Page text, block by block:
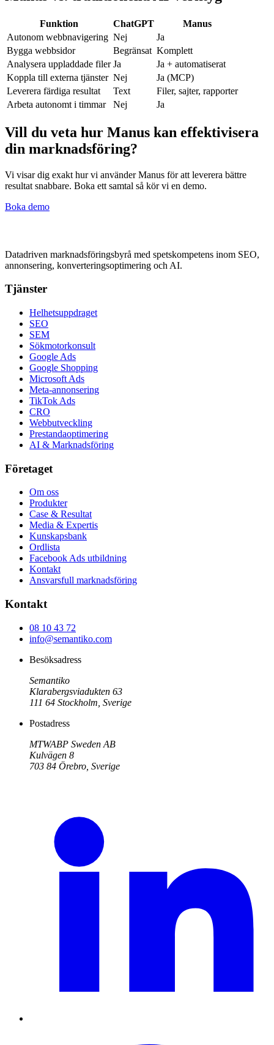
Funktion ChatGPT
Manus
Autonom webbnavigering Nej
Ja
Bygga webbsidor
Begränsat Komplett
Analysera uppladdade filer Ja
Ja + automatiserat
Koppla till externa tjänster Nej
Ja (MCP)
Leverera färdiga resultat
Text
Filer, sajter, rapporter
Arbeta autonomt i timmar
Nej Ja
Vill du veta hur Manus kan effektivisera
din marknadsföring?
Vi visar dig exakt hur vi använder Manus för att leverera bättre
resultat snabbare. Boka ett samtal så kör vi en demo.
Boka demo
Datadriven marknadsföringsbyrå med spetskompetens inom SEO,
annonsering, konverteringsoptimering och AI.
Tjänster
Helhetsuppdraget
SEO
SEM
Sökmotorkonsult
Google Ads
Google Shopping
Microsoft Ads
Meta-annonsering
TikTok Ads
CRO
Webbutveckling
Prestandaoptimering
AI & Marknadsföring
Företaget
Om oss
Produkter
Case & Resultat
Media & Expertis
Kunskapsbank
Ordlista
Facebook Ads utbildning
Kontakt
Ansvarsfull marknadsföring
Kontakt
08 10 43 72
info@semantiko.com
Besöksadress
Semantiko
Klarabergsviadukten 63
111 64 Stockholm Sverige
Postadress
MTWABP Sweden AB
Kulvägen 8
703 84 Örebro Sverige